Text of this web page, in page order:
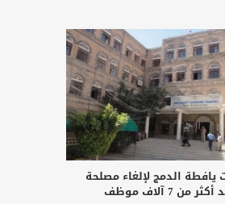
الدمج لإلغاء مصلحة
7 آلاف موظف